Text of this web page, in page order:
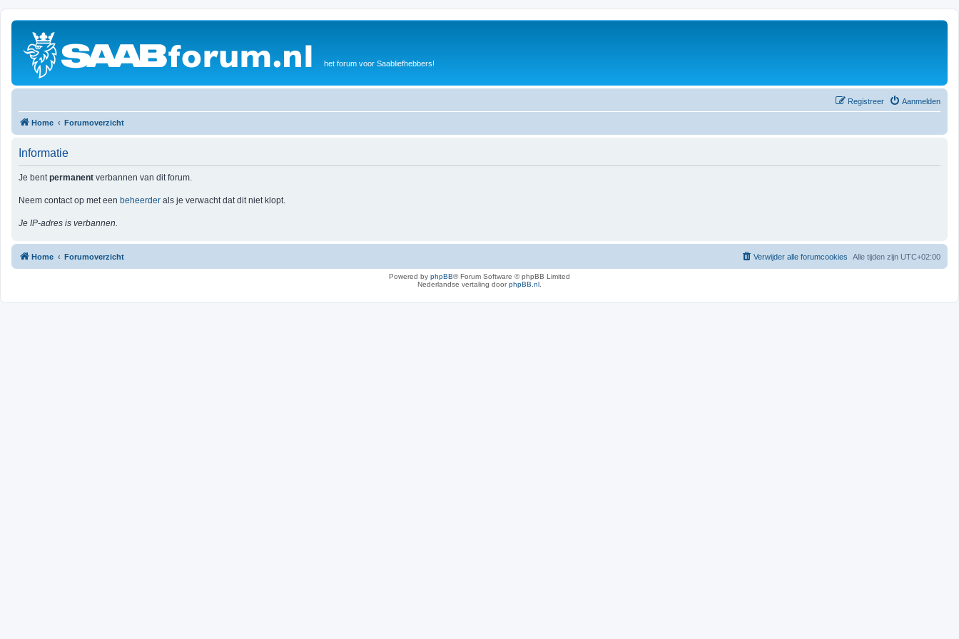
het forum voor Saabliefhebbers!
Aanmelden
Registreer
Home Forumoverzicht
Informatie
Je bentpermanent verbannen van dit forum.
Neem contact op met een beheerder als je verwacht dat dit niet klopt.
Je IP-adres is verbannen.
Home Forumoverzicht Alle tijden zijn UTC+02:00
Verwijder alle forumcookies
Powered by phpBB® Forum Software © phpBB Limited
Nederlandse vertaling doorphpBB.nl